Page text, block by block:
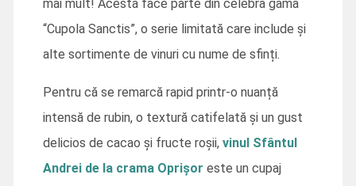
mai mult! Acesta face parte din celebra gama
“Cupola Sanctis”, o serie limitată care include și
alte sortimente de vinuri cu nume de sfinți.
Pentru că se remarcă rapid printr-o nuanță
intensă de rubin, o textură catifelată și un gust
delicios de cacao și fructe roșii,vinul Sfântul
Andrei de la crama Oprișor este un cupaj